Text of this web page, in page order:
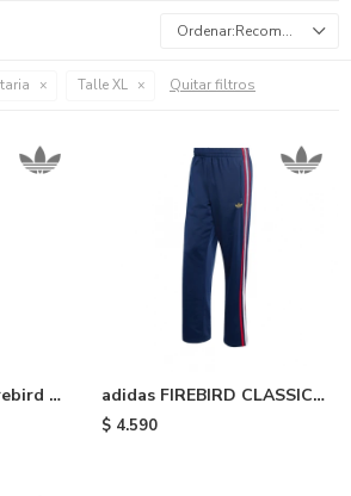
Recomendados
Talle XL Quitar filtros
-
adidas FIREBIRD CLASSIC -
Blue
$ 4.590